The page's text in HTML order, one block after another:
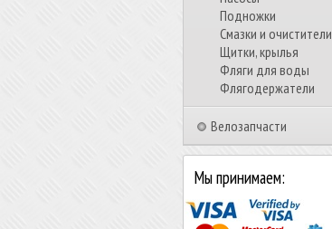
Подножки
Смазки и очистители
Щитки, крылья
Фляги для воды
Флягодержатели
Велозапчасти
Мы принимаем: